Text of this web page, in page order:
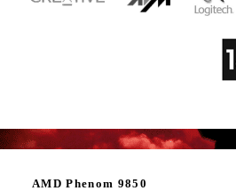
AMD Phenom 9850